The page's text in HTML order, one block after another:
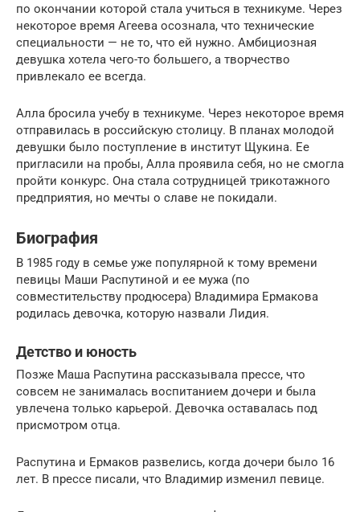
по окончании которой стала учиться в техникуме. Через
некоторое время Агеева осознала, что технические
специальности — не то, что ей нужно. Амбициозная
девушка хотела чего-то большего, а творчество
привлекало ее всегда.
Алла бросила учебу в техникуме. Через некоторое время
отправилась в российскую столицу. В планах молодой
девушки было поступление в институт Щукина. Ее
пригласили на пробы, Алла проявила себя, но не смогла
пройти конкурс. Она стала сотрудницей трикотажного
предприятия, но мечты о славе не покидали.
Биография
В 1985 году в семье уже популярной к тому времени
певицы Маши Распутиной и ее мужа (по
совместительству продюсера) Владимира Ермакова
родилась девочка, которую назвали Лидия.
Детство и юность
Позже Маша Распутина рассказывала прессе, что
совсем не занималась воспитанием дочери и была
увлечена только карьерой. Девочка оставалась под
присмотром отца.
Распутина и Ермаков развелись, когда дочери было 16
лет. В прессе писали, что Владимир изменил певице.